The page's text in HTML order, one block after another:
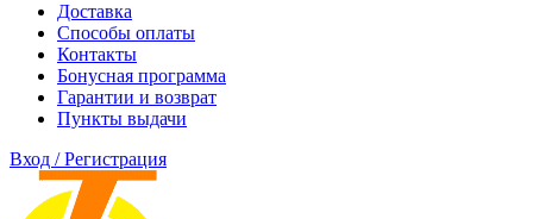
Доставка
Способы оплаты
Контакты
Бонусная программа
Гарантии и возврат
Пункты выдачи
Вход / Регистрация